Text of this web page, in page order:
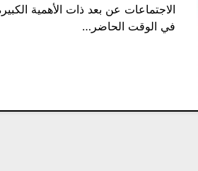
الاجتماعات عن بعد ذات الأهمية
في الوقت الحاضر…